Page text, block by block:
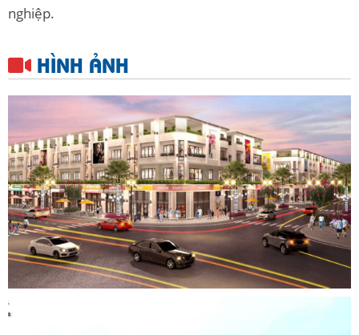
nghiệp.
HÌNH ẢNH